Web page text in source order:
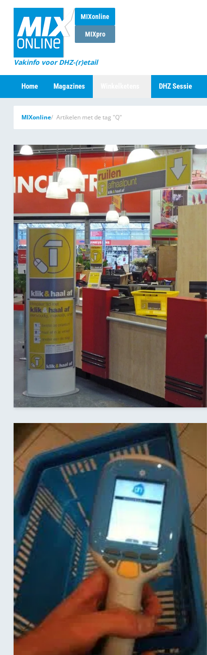
MIXonline
MIXpro
Vakinfo voor DHZ-(r)etail
Home Magazines DHZ Sessie
MIXonline Artikelen met de tag "Q"